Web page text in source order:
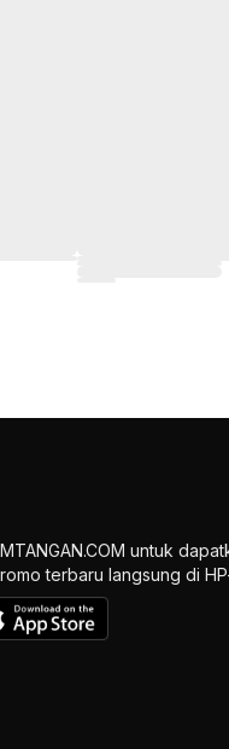
untuk
terbaru langsung di